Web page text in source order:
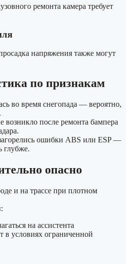
ремонта камера требует
напряжения также могут
по признакам
во время снегопада — вероятно,
возникло после ремонта бампера
ошибки ABS или ESP —
глубже.
опасно
и на трассе при плотном
на ассистента
в условиях ограниченной